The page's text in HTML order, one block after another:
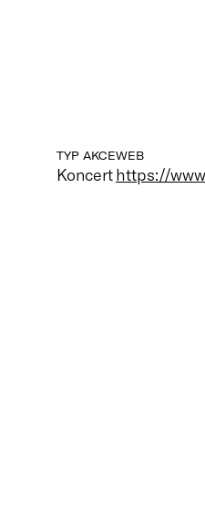
TYP AKCE
Koncert
WEB
https://